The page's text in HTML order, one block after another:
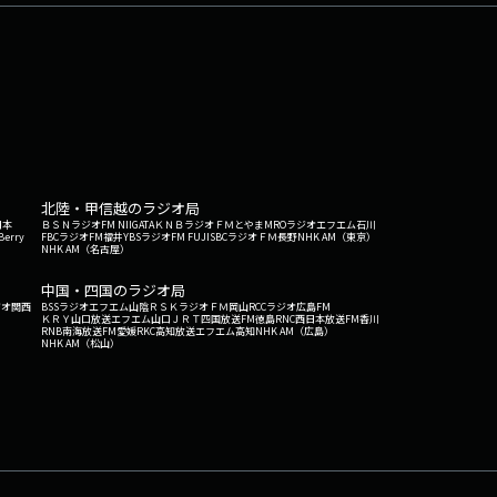
本
北陸・甲信越のラジオ局
ＢＳＮラジオFM NIIGATAＫＮＢラジオ ＦＭとやまMROラジオエフエム石川
FBCラジオFM福井YBSラジオFM FUJISBCラジオ ＦＭ長野NHK AM（東京）
NHK AM（名古屋）
関西
中国・四国のラジオ局
BSSラジオエフエム山陰ＲＳＫラジオ ＦＭ岡山RCCラジオ広島FM
ＫＲＹ山口放送エフエム山口 ＪＲＴ四国放送FM徳島RNC西日本放送FM香川
RNB南海放送FM愛媛RKC高知放送エフエム高知NHK AM（広島）
NHK AM（松山）